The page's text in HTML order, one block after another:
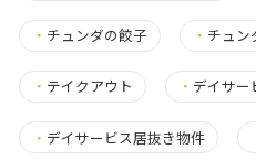
・ チュンダの餃子 ・ チュン
・ テイクアウト ・ デイサー
・ デイサービス居抜き物件